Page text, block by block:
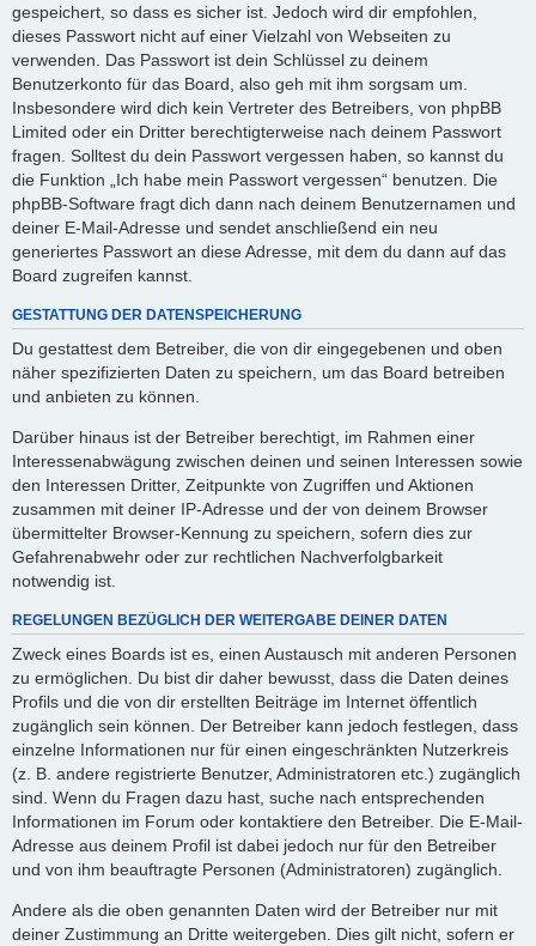
gespeichert, so dass es sicher ist. Jedoch wird dir empfohlen,
dieses Passwort nicht auf einer Vielzahl von Webseiten zu
verwenden. Das Passwort ist dein Schlüssel zu deinem
Benutzerkonto für das Board, also geh mit ihm sorgsam um.
Insbesondere wird dich kein Vertreter des Betreibers, von phpBB
Limited oder ein Dritter berechtigterweise nach deinem Passwort
fragen. Solltest du dein Passwort vergessen haben, so kannst du
die Funktion „Ich habe mein Passwort vergessen“ benutzen. Die
phpBB-Software fragt dich dann nach deinem Benutzernamen und
deiner E-Mail-Adresse und sendet anschließend ein neu
generiertes Passwort an diese Adresse, mit dem du dann auf das
Board zugreifen kannst.
GESTATTUNG DER DATENSPEICHERUNG
Du gestattest dem Betreiber, die von dir eingegebenen und oben
näher spezifizierten Daten zu speichern, um das Board betreiben
und anbieten zu können.
Darüber hinaus ist der Betreiber berechtigt, im Rahmen einer
Interessenabwägung zwischen deinen und seinen Interessen sowie
den Interessen Dritter, Zeitpunkte von Zugriffen und Aktionen
zusammen mit deiner IP-Adresse und der von deinem Browser
übermittelter Browser-Kennung zu speichern, sofern dies zur
Gefahrenabwehr oder zur rechtlichen Nachverfolgbarkeit
notwendig ist.
REGELUNGEN BEZÜGLICH DER WEITERGABE DEINER DATEN
Zweck eines Boards ist es, einen Austausch mit anderen Personen
zu ermöglichen. Du bist dir daher bewusst, dass die Daten deines
Profils und die von dir erstellten Beiträge im Internet öffentlich
zugänglich sein können. Der Betreiber kann jedoch festlegen, dass
einzelne Informationen nur für einen eingeschränkten Nutzerkreis
(z. B. andere registrierte Benutzer, Administratoren etc.) zugänglich
sind. Wenn du Fragen dazu hast, suche nach entsprechenden
Informationen im Forum oder kontaktiere den Betreiber. Die E-Mail-
Adresse aus deinem Profil ist dabei jedoch nur für den Betreiber
und von ihm beauftragte Personen (Administratoren) zugänglich.
Andere als die oben genannten Daten wird der Betreiber nur mit
deiner Zustimmung an Dritte weitergeben. Dies gilt nicht, sofern er